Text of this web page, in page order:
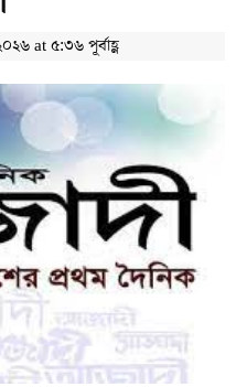
at ৫:৩৬ পূর্বাহ্ণ